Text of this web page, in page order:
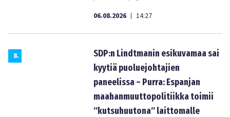
06.08.2026 | 14:27
8.
SDP:n Lindtmanin esikuvamaa sai
kyytiä puoluejohtajien
paneelissa – Purra: Espanjan
maahanmuuttopolitiikka toimii
”kutsuhuutona” laittomalle